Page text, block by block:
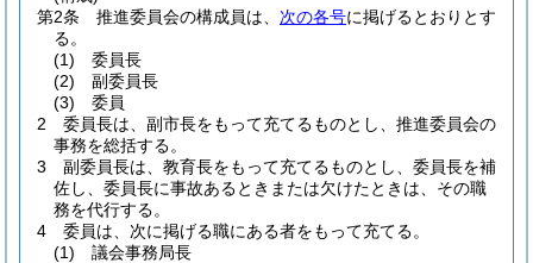
第2条
推進委員会の構成員は、 次の各号に掲げるとおりとす
る。
(1)
委員長
(2)
副委員長
(3)
委員
2
委員長は、副市長をもって充てるものとし、推進委員会の
事務を総括する。
3
副委員長は、教育長をもって充てるものとし、委員長を補
佐し、委員長に事故あるときまたは欠けたときは、その職
務を代行する。
4
委員は、次に掲げる職にある者をもって充てる。
(1)
議会事務局長